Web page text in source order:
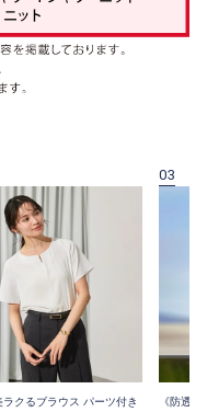
クるブラウス パーツ付き
03
《防透